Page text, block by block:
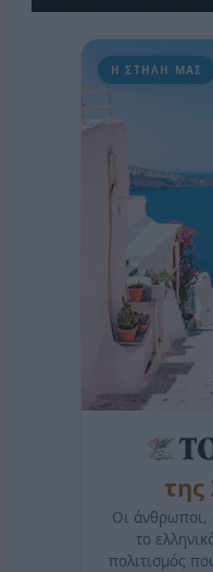
Η ΣΤΗΛΗ ΜΑΣ
Οι άνθρωποι,
το
πολιτισμός